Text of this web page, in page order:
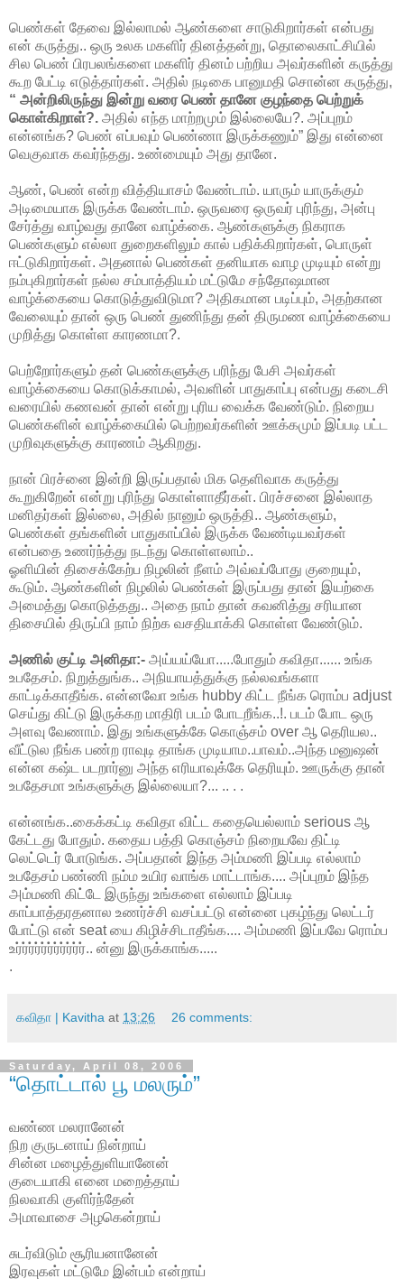
பெண்கள் தேவை இல்லாமல் ஆண்களை சாடுகிறார்கள் என்பது
என் கருத்து.. ஒரு உலக மகளிர் தினத்தன்று, தொலைகாட்சியில்
சில பெண் பிரபலங்களை மகளிர் தினம் பற்றிய அவர்களின் கருத்து
கூற பேட்டி எடுத்தார்கள். அதில் நடிகை பானுமதி சொன்ன கருத்து,
“ அன்றிலிருந்து இன்று வரை பெண் தானே குழந்தை பெற்றுக்
கொள்கிறாள்?. அதில் எந்த மாற்றமும் இல்லையே?. அப்புறம்
என்னங்க? பெண் எப்பவும் பெண்ணா இருக்கணும்” இது என்னை
வெகுவாக கவர்ந்தது. உண்மையும் அது தானே.
ஆண், பெண் என்ற வித்தியாசம் வேண்டாம். யாரும் யாருக்கும்
அடிமையாக இருக்க வேண்டாம். ஒருவரை ஒருவர் புரிந்து, அன்பு
சேர்த்து வாழ்வது தானே வாழ்க்கை. ஆண்களுக்கு நிகராக
பெண்களும் எல்லா துறைகளிலும் கால் பதிக்கிறார்கள், பொருள்
ஈட்டுகிறார்கள். அதனால் பெண்கள் தனியாக வாழ முடியும் என்று
நம்புகிறார்கள் நல்ல சம்பாத்தியம் மட்டுமே சந்தோஷமான
வாழ்க்கையை கொடுத்துவிடுமா? அதிகமான படிப்பும், அதற்கான
வேலையும் தான் ஒரு பெண் துணிந்து தன் திருமண வாழ்க்கையை
முறித்து கொள்ள காரணமா?.
பெற்றோர்களும் தன் பெண்களுக்கு பரிந்து பேசி அவர்கள்
வாழ்க்கையை கொடுக்காமல், அவளின் பாதுகாப்பு என்பது கடைசி
வரையில் கணவன் தான் என்று புரிய வைக்க வேண்டும். நிறைய
பெண்களின் வாழ்க்கையில் பெற்றவர்களின் ஊக்கமும் இப்படி பட்ட
முறிவுகளுக்கு காரணம் ஆகிறது.
நான் பிரச்னை இன்றி இருப்பதால் மிக தெளிவாக கருத்து
கூறுகிறேன் என்று புரிந்து கொள்ளாதீர்கள். பிரச்சனை இல்லாத
மனிதர்கள் இல்லை, அதில் நானும் ஒருத்தி.. ஆண்களும்,
பெண்கள் தங்களின் பாதுகாப்பில் இருக்க வேண்டியவர்கள்
என்பதை உணர்ந்த்து நடந்து கொள்ளலாம்..
ஓளியின் திசைக்கேற்ப நிழலின் நீளம் அவ்வப்போது குறையும்,
கூடும். ஆண்களின் நிழலில் பெண்கள் இருப்பது தான் இயற்கை
அமைத்து கொடுத்தது.. அதை நாம் தான் கவனித்து சரியான
திசையில் திருப்பி நாம் நிற்க வசதியாக்கி கொள்ள வேண்டும்.
அணில் குட்டி அனிதா:- அய்யய்யோ.....போதும் கவிதா...... உங்க
உபதேசம். நிறுத்துங்க.. அநியாயத்துக்கு நல்லவங்களா
காட்டிக்காதீங்க. என்னவோ உங்க hubby கிட்ட நீங்க ரொம்ப adjust
செய்து கிட்டு இருக்கற மாதிரி படம் போடறீங்க..!. படம் போட ஒரு
அளவு வேணாம். இது உங்களுக்கே கொஞ்சம் over ஆ தெரியல..
வீட்டுல நீங்க பண்ற ராவுடி தாங்க முடியாம..பாவம்..அந்த மனுஷன்
என்ன கஷ்ட படறார்னு அந்த எரியாவுக்கே தெரியும். ஊருக்கு தான்
உபதேசமா உங்களுக்கு இல்லையா?... .. . .
என்னங்க..கைக்கட்டி கவிதா விட்ட கதையெல்லாம் serious ஆ
கேட்டது போதும். கதைய பத்தி கொஞ்சம் நிறையவே திட்டி
லெட்டெர் போடுங்க. அப்பதான் இந்த அம்மணி இப்படி எல்லாம்
உபதேசம் பண்ணி நம்ம உயிர வாங்க மாட்டாங்க.... அப்புறம் இந்த
அம்மணி கிட்டே இருந்து உங்களை எல்லாம் இப்படி
காப்பாத்தரதனால உணர்ச்சி வசப்பட்டு என்னை புகழ்ந்து லெட்டர்
போட்டு என் seat யை கிழிச்சிடாதீங்க.... அம்மணி இப்பவே ரொம்ப
உர்ர்ர்ர்ர்ர்ர்ர்ர்ர்ர்.. ன்னு இருக்காங்க.....
.
கவிதா | Kavitha at 13:26 26 comments:
Saturday, April 08, 2006
“தொட்டால் பூ மலரும்”
வண்ண மலரானேன்
நிற குருடனாய் நின்றாய்
சின்ன மழைத்துளியானேன்
குடையாகி எனை மறைத்தாய்
நிலவாகி குளிர்ந்தேன்
அமாவாசை அழகென்றாய்
சுடர்விடும் சூரியனானேன்
இரவுகள் மட்டுமே இன்பம் என்றாய்